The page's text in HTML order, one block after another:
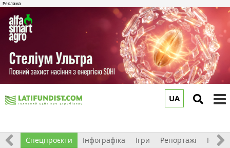
UA
Спецпроєкти Інфографіка Ігри Репортажі